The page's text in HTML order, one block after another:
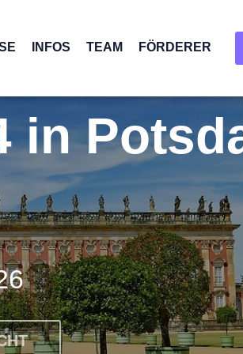
INFOS TEAM FÖRDERER
in